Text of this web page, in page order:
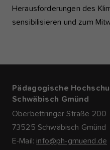
Herausforderungen des
sensibilisieren und zum
Pädagogische
Schwäbisch Gmünd
Oberbettringer Straße 200
73525 Schwäbisch Gmünd
E-Mail: info@ph-gmuend.de